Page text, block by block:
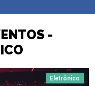
-
Eletrônico